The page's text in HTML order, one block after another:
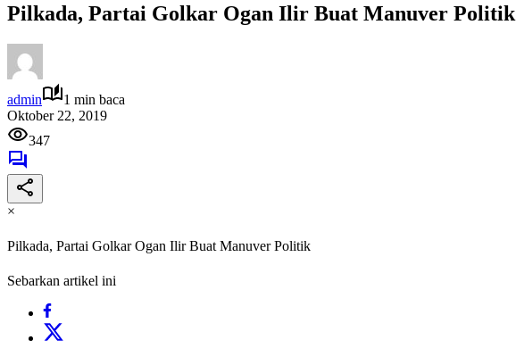
Pilkada, Partai Golkar Ogan Ilir Buat Manuver Politik
admin
1 min baca
Oktober 22, 2019
347
×
Pilkada, Partai Golkar Ogan Ilir Buat Manuver Politik
Sebarkan artikel ini